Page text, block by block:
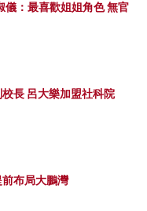
儀：最喜歡姐姐角色 無官
長 呂大樂加盟社科院
布局大鵬灣